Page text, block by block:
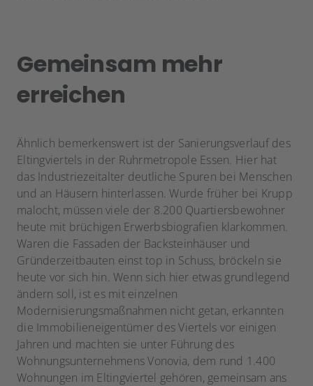
Gemeinsam mehr
erreichen
Ähnlich bemerkenswert ist der Sanierungsverlauf des
Eltingviertels in der Ruhrmetropole Essen. Hier hat
das Industriezeitalter deutliche Spuren bei Menschen
und an Häusern hinterlassen. Wurde früher bei Krupp
malocht, müssen viele der 8.200 Quartiersbewohner
heute mit brüchigen Erwerbsbiografien klarkommen.
Waren die Fassaden der Backsteinhäuser und
Gründerzeitbauten einst top in Schuss, bröckeln sie
heute vor sich hin. Wenn sich hier etwas grundlegend
ändern soll, ist es mit einzelnen
Modernisierungsmaßnahmen nicht getan, erkannten
die Immobilieneigentümer des Viertels vor einigen
Jahren und machten sie unter Führung des
Wohnungsunternehmens Vonovia, dem rund 1.400
Wohnungen im Eltingviertel gehören, gemeinsam ans